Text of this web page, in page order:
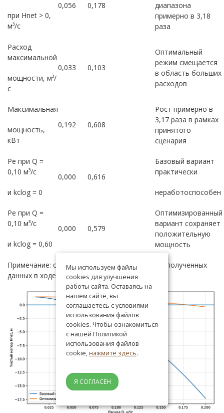
при Hnet > 0,
м³/с
0,056 0,178
диапазона
примерно в 3,18
раза
Расход
максимальной
мощности, м³/
с
0,033 0,103
Оптимальный
режим смещается
в область больших
расходов
Максимальная
мощность,
кВт
0,192 0,608
Рост примерно в
3,17 раза в рамках
принятого
сценария
Pe при Q =
0,10 м³/с
и kclog = 0
0,000 0,616
Базовый вариант
практически
неработоспособен
Pe при Q =
0,10 м³/с
и kclog = 0,60
0,000 0,579
Оптимизированный
вариант сохраняет
положительную
мощность
Примечание: составлена авторами на основе полученных
данных в ходе исследования.
Мы используем файлы
cookies для улучшения
работы сайта. Оставаясь на
нашем сайте, вы
соглашаетесь с условиями
использования файлов
cookies. Чтобы ознакомиться
с нашей Политикой
использования файлов
cookie,нажмите здесь.
Я СОГЛАСЕН